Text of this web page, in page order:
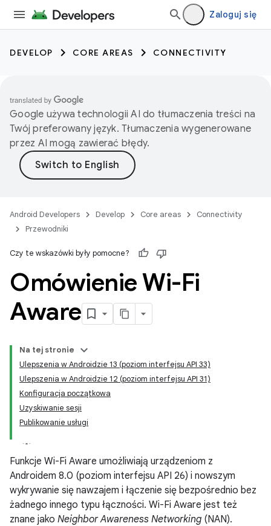
Zaloguj się
DEVELOP CORE AREAS CONNECTIVITY
Google używa technologii AI do tłumaczenia treści na
Twój preferowany język. Tłumaczenia wygenerowane
przez AI mogą zawierać błędy.
Android Developers Develop Core areas
Connectivity
Przewodniki
Czy te wskazówki były pomocne?
Omówienie Wi-Fi
Aware
Na tej stronie
Ulepszenia w Androidzie 13 (poziom interfejsu API 33)
Ulepszenia w Androidzie 12 (poziom interfejsu API 31)
Konfiguracja początkowa
Uzyskiwanie sesji
Publikowanie usługi
Funkcje Wi-Fi Aware umożliwiają urządzeniom z
Androidem 8.0 (poziom interfejsu API 26) i nowszym
wykrywanie się nawzajem i łączenie się bezpośrednio bez
żadnego innego typu łączności. Wi-Fi Aware jest też
znane jako Neighbor Awareness Networking (NAN).